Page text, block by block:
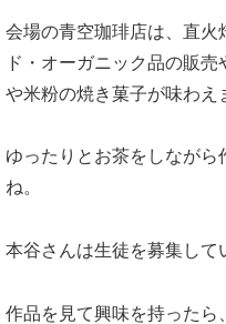
会場の青空珈琲店は、直火
ド・オーガニック品の販
や米粉の焼き菓子が味わえ
ゆったりとお茶をしなが
ね。
本谷さんは生徒を募集して
作品を見て興味を持ったら